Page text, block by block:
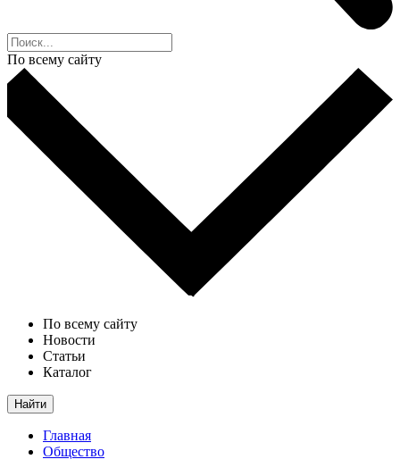
По всему сайту
По всему сайту
Новости
Статьи
Каталог
Найти
Главная
Общество